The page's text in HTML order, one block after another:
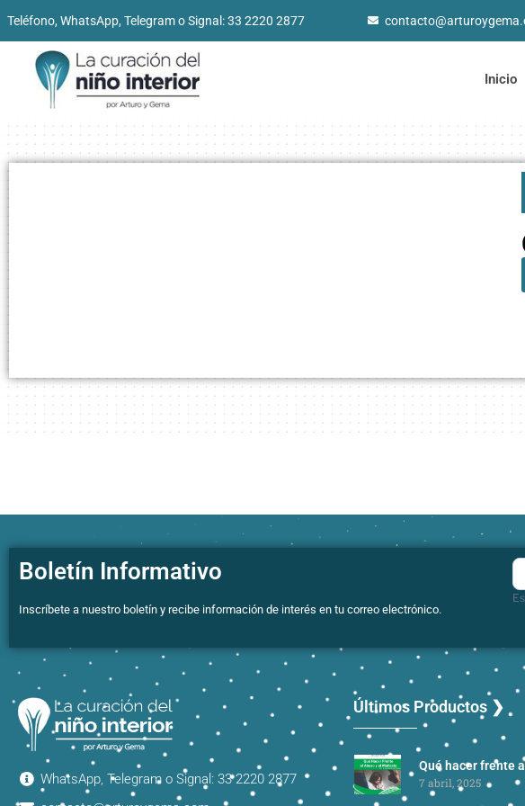
Teléfono, WhatsApp, Telegram o Signal: 33 2220 2877
Inicio
Boletín Informativo
Inscríbete a nuestro boletín y recibe información de interés en tu correo electrónico.
WhatsApp, Telegram o Signal: 33 2220 2877
Últimos Productos ❯
Qué hacer frente
7 abril, 2025